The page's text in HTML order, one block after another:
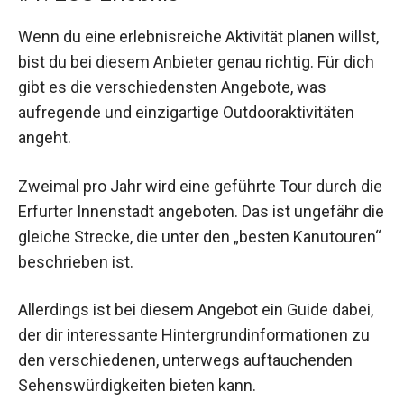
Wenn du eine erlebnisreiche Aktivität planen willst,
bist du bei diesem Anbieter genau richtig. Für dich
gibt es die verschiedensten Angebote, was
aufregende und einzigartige Outdooraktivitäten
angeht.
Zweimal pro Jahr wird eine geführte Tour durch die
Erfurter Innenstadt angeboten. Das ist ungefähr die
gleiche Strecke, die unter den „besten Kanutouren“
beschrieben ist.
Allerdings ist bei diesem Angebot ein Guide dabei,
der dir interessante Hintergrundinformationen zu
den verschiedenen, unterwegs auftauchenden
Sehenswürdigkeiten bieten kann.